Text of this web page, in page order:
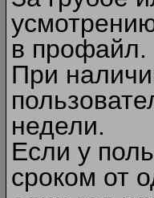
в профайл.
При
недели.
Если у
сроком от